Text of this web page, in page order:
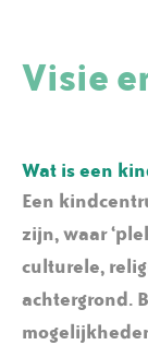
Visie
Wat is een
Een
zijn, waar
culturele,
achtergrond.